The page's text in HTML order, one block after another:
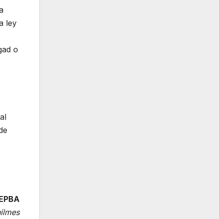
ley
o